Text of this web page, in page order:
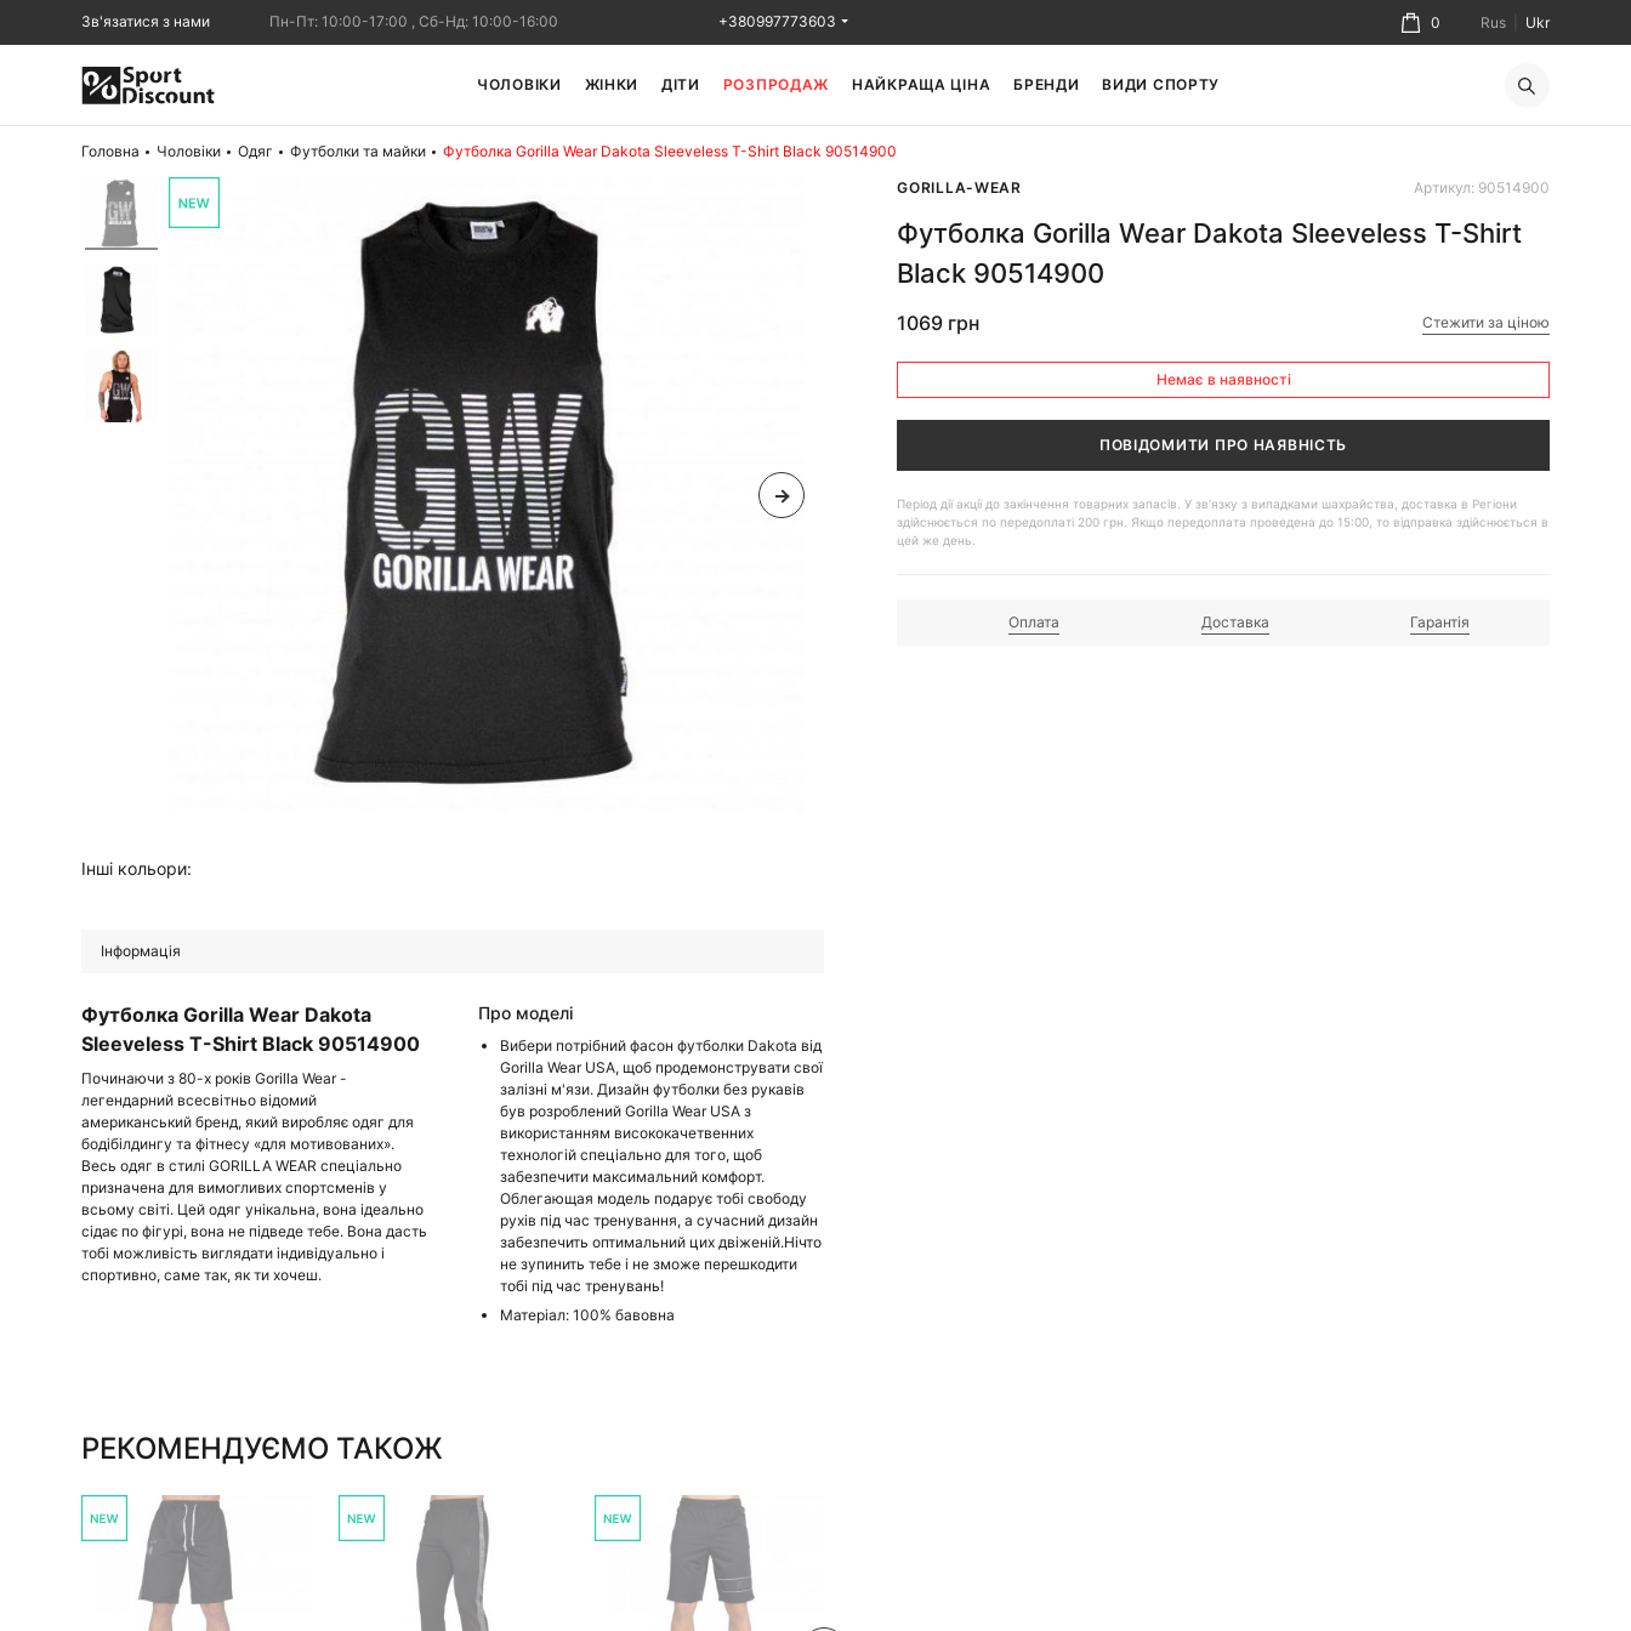
ЧОЛОВІКИ ЖІНКИ ДІТИ РОЗПРОДАЖ НАЙКРАЩА ЦІНА БРЕНДИ ВИДИ СПОРТУ
+380997773603
Зв'язатися з нами Пн-Пт: 10:00-17:00 , Сб-Нд: 10:00-16:00 0 Rus Ukr
Головна Чоловіки Одяг Футболки та майки
Футболка Gorilla Wear Dakota Sleeveless T-Shirt Black 90514900
GORILLA-WEAR
Артикул: 90514900
Футболка Gorilla Wear Dakota Sleeveless T-Shirt
Black 90514900
1069 грн Стежити за ціною
Немає в наявності
ПОВІДОМИТИ ПРО НАЯВНІСТЬ
Період дії акції до закінчення товарних запасів. У зв'язку з випадками шахрайства, доставка в Регіони
здійснюється по передоплаті 200 грн. Якщо передоплата проведена до 15:00, то відправка здійснюється в
цей же день.
Оплата Доставка Гарантія
Інші кольори:
Інформація
Футболка Gorilla Wear Dakota
Sleeveless T-Shirt Black 90514900
Починаючи з 80-х років Gorilla Wear -
легендарний всесвітньо відомий
американський бренд, який виробляє одяг для
бодібілдингу та фітнесу «для мотивованих».
Весь одяг в стилі GORILLA WEAR спеціально
призначена для вимогливих спортсменів у
всьому світі. Цей одяг унікальна, вона ідеально
сідає по фігурі, вона не підведе тебе. Вона дасть
тобі можливість виглядати індивідуально і
спортивно, саме так, як ти хочеш.
Про моделі
Вибери потрібний фасон футболки Dakota від
Gorilla Wear USA, щоб продемонструвати свої
залізні м'язи. Дизайн футболки без рукавів
був розроблений Gorilla Wear USA з
використанням висококачетвенних
технологій спеціально для того, щоб
забезпечити максимальний комфорт.
Облегающая модель подарує тобі свободу
рухів під час тренування, а сучасний дизайн
забезпечить оптимальний цих двіженій.Нічто
не зупинить тебе і не зможе перешкодити
тобі під час тренувань!
Матеріал: 100% бавовна
РЕКОМЕНДУЄМО ТАКОЖ